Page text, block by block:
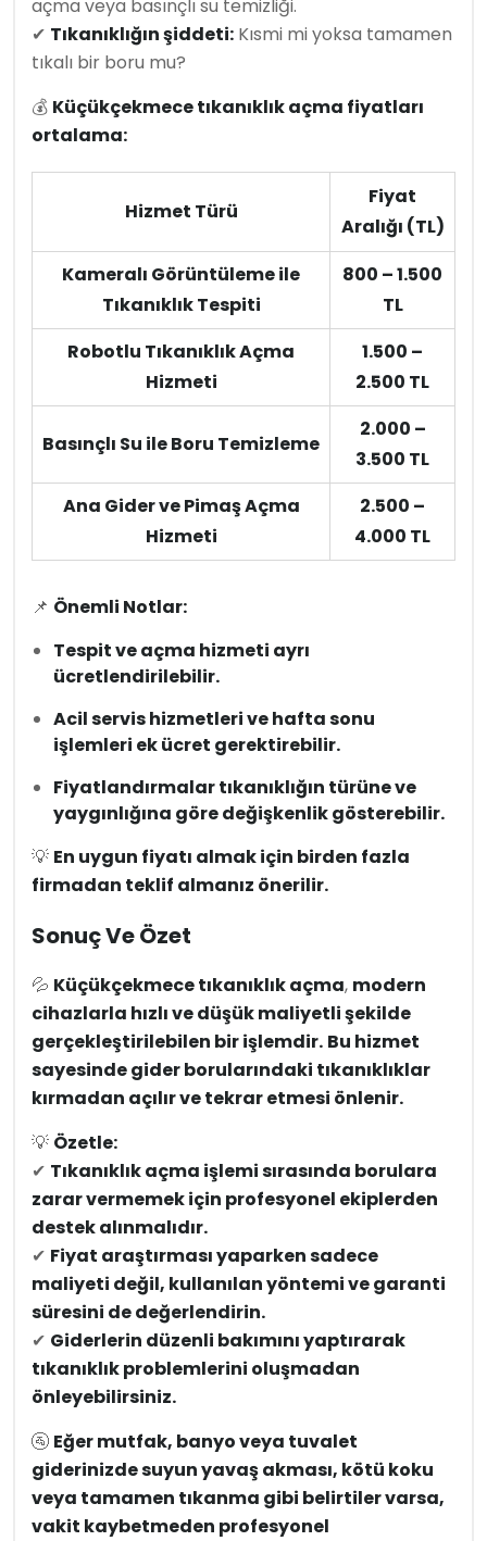
açma veya basınçlı su temizliği.
✔ Tıkanıklığın şiddeti: Kısmi mi yoksa tamamen
tıkalı bir boru mu?
💰 Küçükçekmece tıkanıklık açma fiyatları
ortalama:
Hizmet Türü
Fiyat
Aralığı (TL)
Kameralı Görüntüleme ile
Tıkanıklık Tespiti
800 – 1.500
TL
Robotlu Tıkanıklık Açma
Hizmeti
1.500 –
2.500 TL
Basınçlı Su ile Boru Temizleme
2.000 –
3.500 TL
Ana Gider ve Pimaş Açma
Hizmeti
2.500 –
4.000 TL
📌 Önemli Notlar:
Tespit ve açma hizmeti ayrı
ücretlendirilebilir.
Acil servis hizmetleri ve hafta sonu
işlemleri ek ücret gerektirebilir.
Fiyatlandırmalar tıkanıklığın türüne ve
yaygınlığına göre değişkenlik gösterebilir.
💡 En uygun fiyatı almak için birden fazla
firmadan teklif almanız önerilir.
Sonuç Ve Özet
💦 Küçükçekmece tıkanıklık açma, modern
cihazlarla hızlı ve düşük maliyetli şekilde
gerçekleştirilebilen bir işlemdir. Bu hizmet
sayesinde gider borularındaki tıkanıklıklar
kırmadan açılır ve tekrar etmesi önlenir.
💡 Özetle:
✔ Tıkanıklık açma işlemi sırasında borulara
zarar vermemek için profesyonel ekiplerden
destek alınmalıdır.
✔ Fiyat araştırması yaparken sadece
maliyeti değil, kullanılan yöntemi ve garanti
süresini de değerlendirin.
✔ Giderlerin düzenli bakımını yaptırarak
tıkanıklık problemlerini oluşmadan
önleyebilirsiniz.
🚰 Eğer mutfak, banyo veya tuvalet
giderinizde suyun yavaş akması, kötü koku
veya tamamen tıkanma gibi belirtiler varsa,
vakit kaybetmeden profesyonel